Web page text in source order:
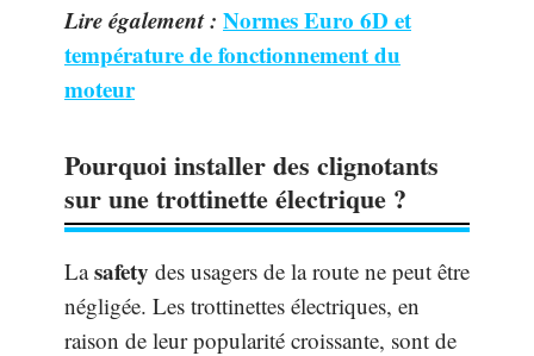
Lire également : Normes Euro 6D et
température de fonctionnement du
moteur
Pourquoi installer des clignotants
sur une trottinette électrique ?
Lasafety des usagers de la route ne peut être
négligée. Les trottinettes électriques, en
raison de leur popularité croissante, sont de